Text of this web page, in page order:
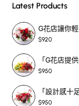
Latest Products
$920
$950
$950